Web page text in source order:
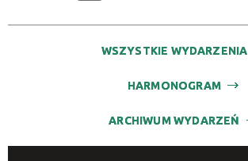
WSZYSTKIE WYDARZENIA
HARMONOGRAM
ARCHIWUM WYDARZEŃ